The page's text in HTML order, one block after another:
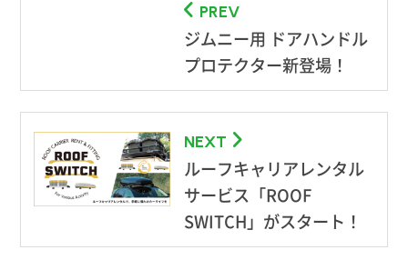
PREV
ジムニー用 ドアハンドル
プロテクター新登場！
NEXT
ルーフキャリアレンタル
サービス「ROOF
SWITCH」がスタート！